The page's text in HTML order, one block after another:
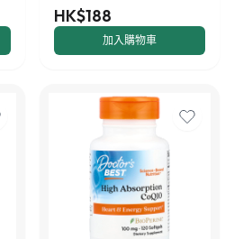
HK$188
加入購物車